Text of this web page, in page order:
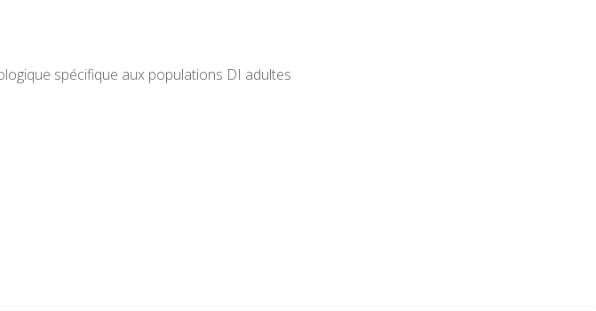
spécifique aux populations DI adultes